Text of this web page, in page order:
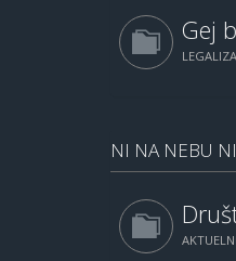
Gej
NI NA NEBU